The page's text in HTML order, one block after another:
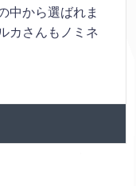
中から選ばれま
カさんもノミネ